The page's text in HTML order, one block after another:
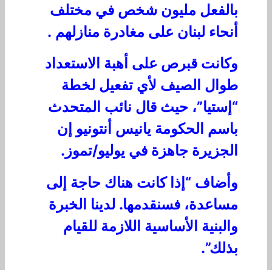
بالفعل مليون شخص في مختلف
أنحاء لبنان على مغادرة منازلهم .
وكانت قبرص على أهبة الاستعداد
طوال الصيف لأي تفعيل لخطة
“إستيا”، حيث قال نائب المتحدث
باسم الحكومة يانيس أنتونيو إن
الجزيرة جاهزة في يوليو/تموز.
وأضاف “إذا كانت هناك حاجة إلى
مساعدة، فسنقدمها. لدينا الخبرة
والبنية الأساسية اللازمة للقيام
بذلك”.